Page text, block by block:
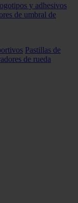
y adhesivos
de umbral de
Pastillas de
de rueda